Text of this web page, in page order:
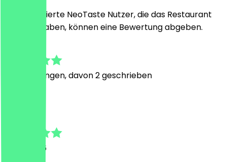
Nur registrierte NeoTaste Nutzer, die das Restaurant
besucht haben, können eine Bewertung abgeben.
Bewertungen, davon 2 geschrieben
8. Juli 2026